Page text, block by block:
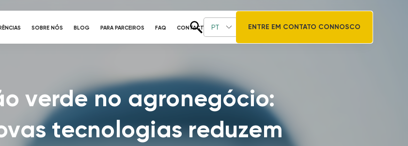
PT
SOBRE NÓS BLOG PARA PARCEIROS FAQ CONTACTO ENTRE EM CONTATO CONNOSCO
verde no agronegócio:
tecnologias reduzem